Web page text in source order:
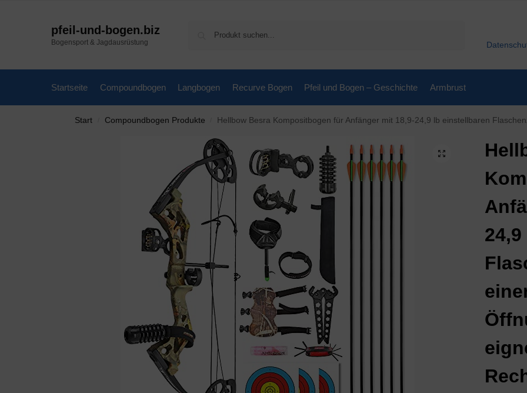
pfeil-und-bogen.biz
Bogensport & Jagdausrüstung
Startseite Compoundbogen Langbogen Recurve Bogen Pfeil und Bogen – Geschichte Armbrust
Start Compoundbogen Produkte Hellbow Besra Kompositbogen für Anfänger mit 18,9-24,9 lb einstellbaren Flaschenzügen und einer 48,2 – 52 cm Öffnung.